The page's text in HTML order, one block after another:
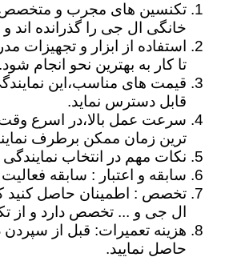
تکنسین های مجرب و
خانگی ال جی را گذرانده اند و
استفاده از ابزار و تجهیزات
تا کار به بهترین نحو انجام شود.
قیمت های مناسب،این
قابل دسترس نماید.
سرعت عمل بالا،در اسرع
ترین زمان ممکن برطرف
نکات مهم در انتخاب
سابقه و اعتبار : سابقه
تخصص : اطمینان حاصل کنید
ال جی و ... تخصص دارد و از
هزینه تعمیرات: قبل از
حاصل نمایید.